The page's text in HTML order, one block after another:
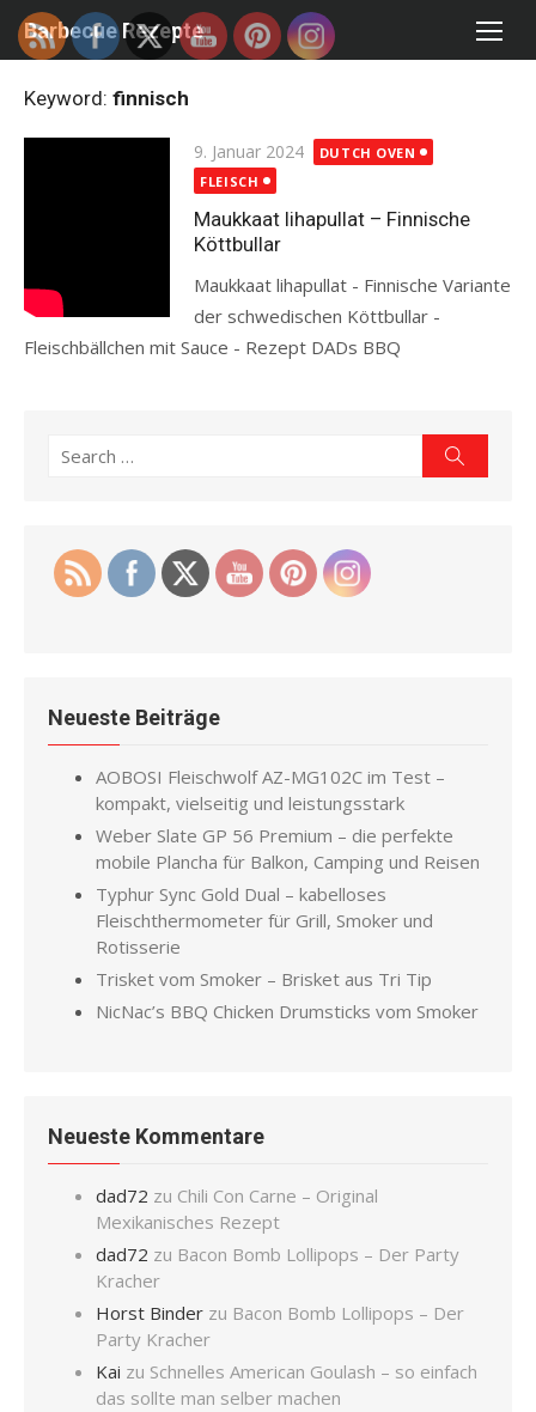
Skip
Barbecue Rezepte
Keyword: finnisch
Posted
on
9. Januar 2024
DUTCH OVEN
FLEISCH
Maukkaat Iihapullat – Finnische
Köttbullar
Maukkaat lihapullat - Finnische Variante
der schwedischen Köttbullar -
Fleischbällchen mit Sauce - Rezept DADs BBQ
Search
Neueste Beiträge
AOBOSI Fleischwolf AZ-MG102C im Test –
kompakt, vielseitig und leistungsstark
Weber Slate GP 56 Premium – die perfekte
mobile Plancha für Balkon, Camping und Reisen
Typhur Sync Gold Dual – kabelloses
Fleischthermometer für Grill, Smoker und
Rotisserie
Trisket vom Smoker – Brisket aus Tri Tip
NicNac’s BBQ Chicken Drumsticks vom Smoker
Neueste Kommentare
dad72 zu Chili Con Carne – Original
Mexikanisches Rezept
dad72 zu Bacon Bomb Lollipops – Der Party
Kracher
Horst Binder zu Bacon Bomb Lollipops – Der
Party Kracher
Kai zu Schnelles American Goulash – so einfach
das sollte man selber machen